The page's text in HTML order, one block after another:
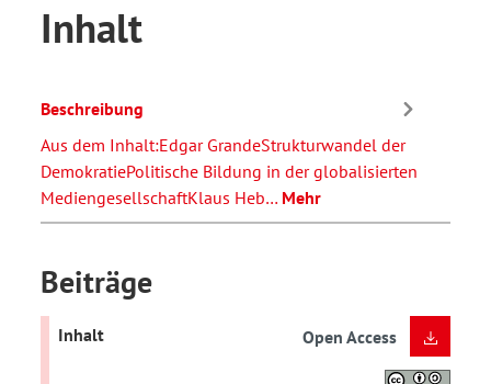
Inhalt
Beschreibung
Aus dem Inhalt:Edgar GrandeStrukturwandel der
DemokratiePolitische Bildung in der globalisierten
MediengesellschaftKlaus Heb… Mehr
Beiträge
Inhalt Open Access